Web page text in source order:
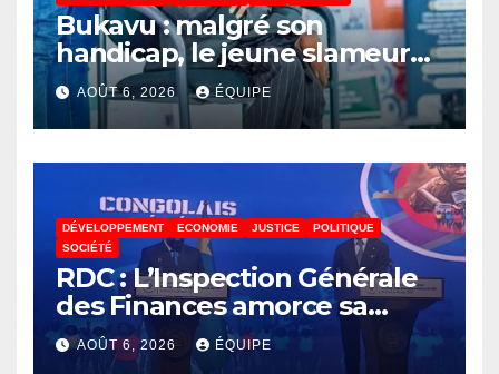
Bukavu : malgré son
handicap, le jeune slameur
Akonkwa Kenyata Bernard
lance un appel à la solidarité
pour poursuivre ses études
AOÛT 6, 2026 ÉQUIPE
DÉVELOPPEMENT ECONOMIE JUSTICE
POLITIQUE
SOCIÉTÉ
RDC : L’Inspection Générale
des Finances amorce sa
révolution numérique pour
un contrôle permanent des
AOÛT 6, 2026 ÉQUIPE